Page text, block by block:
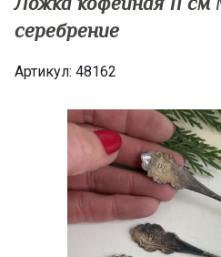
серебрение
Артикул: 48162